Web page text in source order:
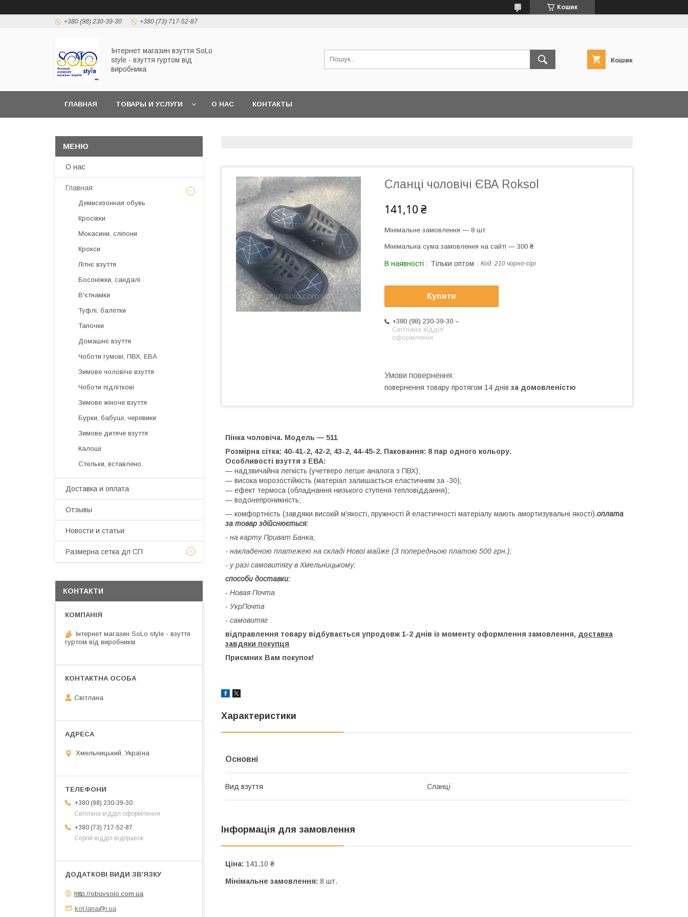
Кошик
+380 (98) 230-39-30 +380 (73) 717-52-87
Інтернет магазин взуття SoLo
style - взуття гуртом від
виробника
Кошик
ГЛАВНАЯ ТОВАРЫ И УСЛУГИ О НАС КОНТАКТЫ
Сланці чоловічі ЄВА Roksol
141,10 ₴
Мінімальне замовлення — 8 шт.
Мінімальна сума замовлення на сайті — 300 ₴
В наявності Тільки оптом Код: 210 чорно-сірі
Купити
+380 (98) 230-39-30
Світлана відділ
оформлення
повернення товару протягом 14 днів за домовленістю
Пінка чоловіча. Модель — 511
Розмірна сітка: 40-41-2, 42-2, 43-2, 44-45-2. Паковання: 8 пар одного кольору.
Особливості взуття з ЕВА:
― надзвичайна легкість (учетверо легше аналога з ПВХ);
― висока морозостійкість (матеріал залишається еластичним за -30);
― ефект термоса (обладнання низького ступеня тепловіддання);
― водонепроникність;
— комфортність (завдяки високій м'якості, пружності й еластичності матеріалу мають амортизувальні якості).оплата
за товар здійснюється:
- на карту Приват Банка;
- накладеною платежею на складі Нової майже (З попередньою платою 500 грн.);
- у разі самовитягу в Хмельницькому;
способи доставки:
- Новая Почта
- УкрПочта
- самовитяг
відправлення товару відбувається упродовж 1-2 днів із моменту оформлення замовлення, доставка
завдяки покупця
Приємних Вам покупок!
Характеристики
Основні
Вид взуття Сланці
Інформація для замовлення
Ціна: 141,10 ₴
Мінімальне замовлення: 8 шт.
О нас
Главная
Демисезонная обувь
Кросівки
Мокасини, сліпони
Крокси
Літнє взуття
Босоніжки, сандалі
В'єтнамки
Туфлі, балетки
Тапочки
Домашнє взуття
Чоботи гумові, ПВХ, ЕВА
Зимове чоловіче взуття
Чоботи підліткові
Зимове жіноче взуття
Бурки, бабуші, черевики
Зимове дитяче взуття
Калоші
Стельки, вставлено.
Доставка и оплата
Отзывы
Новости и статьи
Размерна сетка дл СП
КОНТАКТИ
Інтернет магазин SoLo style - взуття
гуртом від виробників
Світлана
Хмельницький, Україна
+380 (98) 230-39-30
Світлана відділ оформлення
+380 (73) 717-52-87
Сергій відділ відправок
http://obuvsolo.com.ua
kot.lana@i.ua